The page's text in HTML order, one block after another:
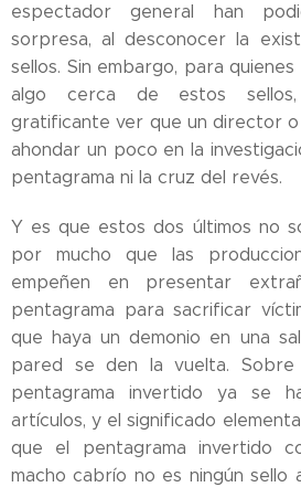
espectador general han
sorpresa, al desconocer la
sellos. Sin embargo, para
algo cerca de estos sellos,
gratificante ver que un director o
ahondar un poco en la
pentagrama ni la cruz del revés.
Y es que estos dos últimos no
por mucho que las
empeñen en presentar
pentagrama para sacrificar
que haya un demonio en una
pared se den la vuelta.
pentagrama invertido ya se
artículos, y el significado
que el pentagrama invertido
macho cabrío no es ningún sello